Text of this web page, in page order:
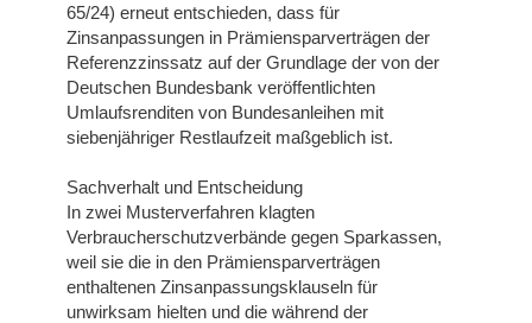
65/24) erneut entschieden, dass für
Zinsanpassungen in Prämiensparverträgen der
Referenzzinssatz auf der Grundlage der von der
Deutschen Bundesbank veröffentlichten
Umlaufsrenditen von Bundesanleihen mit
siebenjähriger Restlaufzeit maßgeblich ist.
Sachverhalt und Entscheidung
In zwei Musterverfahren klagten
Verbraucherschutzverbände gegen Sparkassen,
weil sie die in den Prämiensparverträgen
enthaltenen Zinsanpassungsklauseln für
unwirksam hielten und die während der